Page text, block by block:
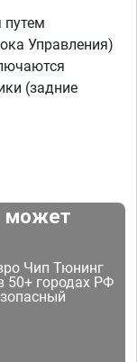
путем
Управления)
(задние
может
Чип Тюнинг
50+ городах РФ